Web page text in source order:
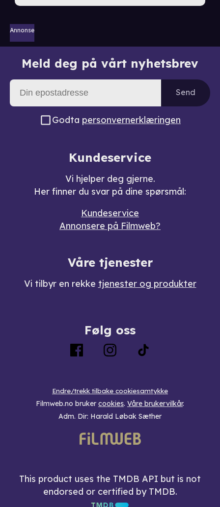
Annonse
Meld deg på vårt nyhetsbrev
Send
Godta personvernerklæringen
Kundeservice
Vi hjelper deg gjerne.
Her finner du svar på dine spørsmål:
Kundeservice
Annonsere på Filmweb?
Våre tjenester
Vi tilbyr en rekke tjenester og produkter
Følg oss
Endre/trekk tilbake cookiesamtykke
Filmweb.no bruker cookies. Våre brukervilkår.
Adm. Dir: Harald Løbak Sæther
This product uses the TMDB API but is not
endorsed or certified by TMDB.